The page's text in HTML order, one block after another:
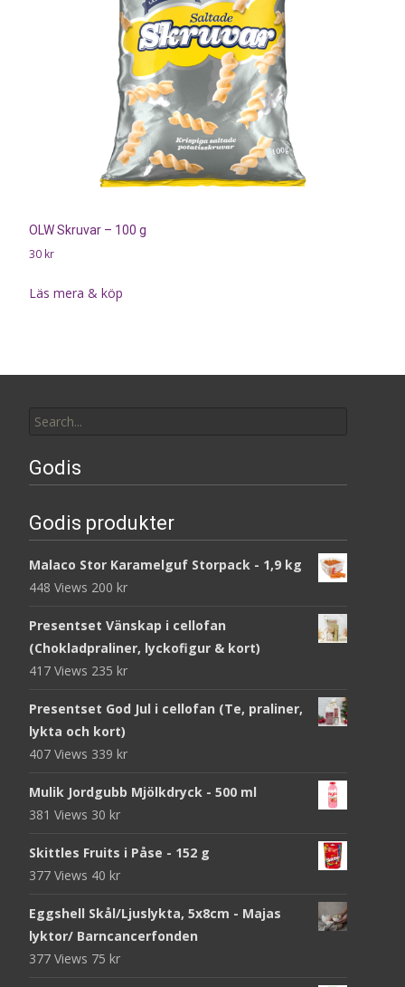
OLW Skruvar – 100 g
30 kr
Läs mera & köp
for:
Godis
Godis produkter
Malaco Stor Karamelguf Storpack - 1,9 kg
448 Views 200 kr
Presentset Vänskap i cellofan
(Chokladpraliner, lyckofigur & kort)
417 Views 235 kr
Presentset God Jul i cellofan (Te, praliner,
lykta och kort)
407 Views 339 kr
Mulik Jordgubb Mjölkdryck - 500 ml
381 Views 30 kr
Skittles Fruits i Påse - 152 g
377 Views 40 kr
Eggshell Skål/Ljuslykta, 5x8cm - Majas
lyktor/ Barncancerfonden
377 Views 75 kr